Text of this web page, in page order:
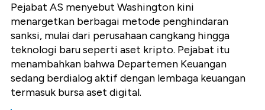
Pejabat AS menyebut Washington kini
menargetkan berbagai metode penghindaran
sanksi, mulai dari perusahaan cangkang hingga
teknologi baru seperti aset kripto. Pejabat itu
menambahkan bahwa Departemen Keuangan
sedang berdialog aktif dengan lembaga keuangan
termasuk bursa aset digital.